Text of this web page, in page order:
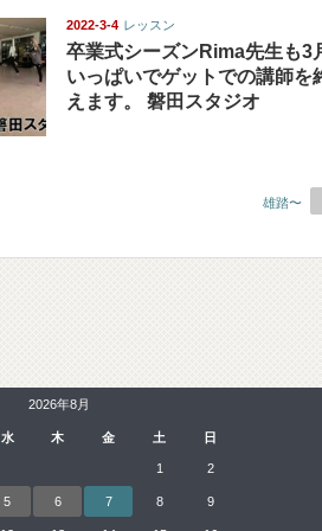
2022-3-4 レッスン
卒業式シーズンRima先生も3
いっぱいでゲットでの講師を
えます。 磐田スタジオ
雄踏〜
2026年8月
水 木 金 土 日
1 2
5 6 7 8 9